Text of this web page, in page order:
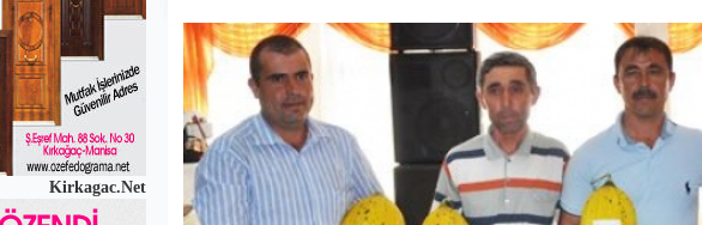
Kirkagac.Net